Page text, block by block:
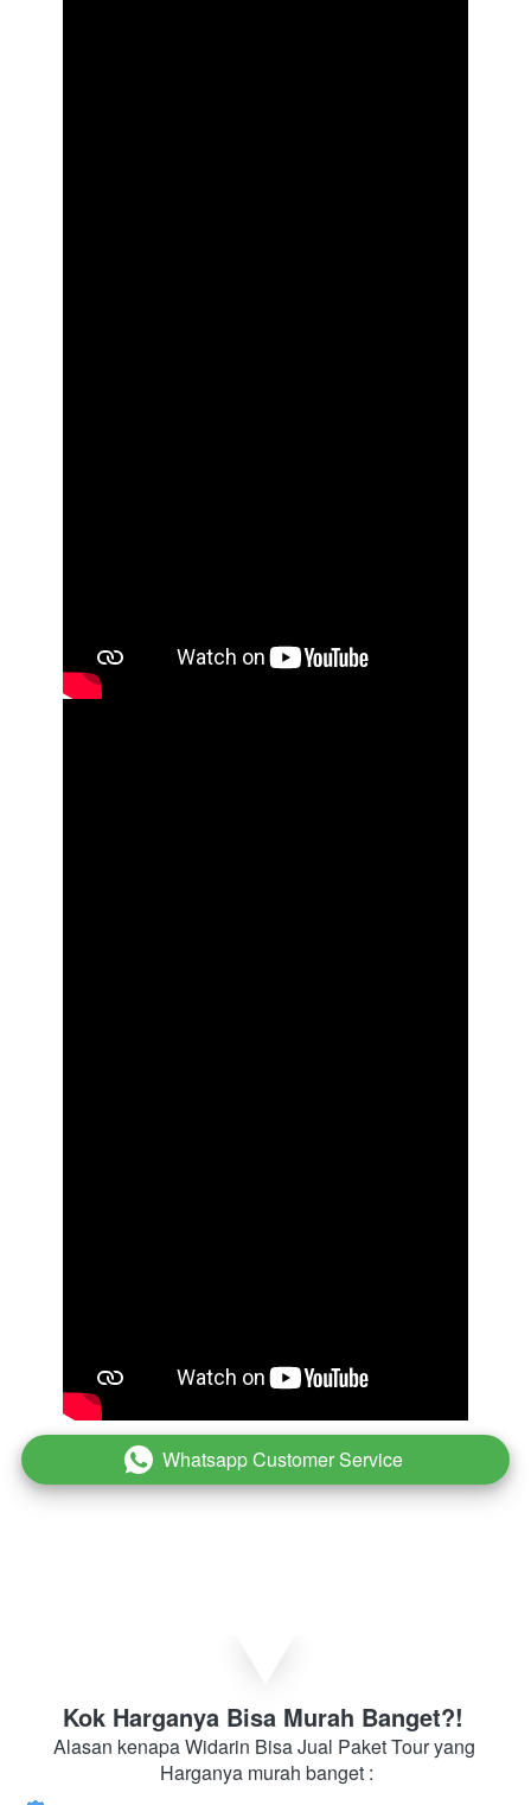
` Whatsapp Customer Service
Kok Harganya Bisa Murah Banget?!
Alasan kenapa Widarin Bisa Jual Paket Tour yang
Harganya murah banget :